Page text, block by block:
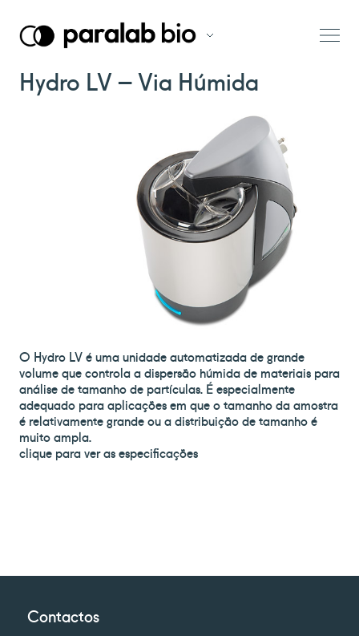
Hydro LV – Via Húmida
O Hydro LV é uma unidade automatizada de grande
volume que controla a dispersão húmida de materiais para
análise de tamanho de partículas. É especialmente
adequado para aplicações em que o tamanho da amostra
é relativamente grande ou a distribuição de tamanho é
muito ampla.
clique para ver as especificações
Contactos